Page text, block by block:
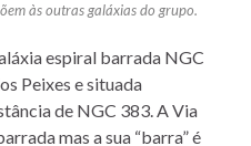
às outras galáxias do grupo.
espiral barrada NGC
Peixes e situada
de NGC 383. A Via
mas a sua “barra” é